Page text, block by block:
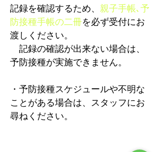
記録を確認するため、 親子手帳､予
防接種手帳の二冊を必ず受付にお
渡しください。
​ 記録の確認が出来ない場合は、
予防接種が実施できません。
・予防接種スケジュールや不明な
ことがある場合は、スタッフにお
尋ねください。